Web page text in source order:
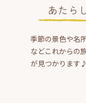
あたら
季節の景色や名
などこれからの
が見つかります♪